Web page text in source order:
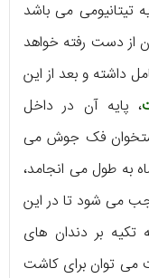
تیتانیومی می باشد
از دست رفته خواهد
داشته و بعد از این
، پایه آن در داخل
فک جوش می
که البته این فرایند حدود 3 الی 6 ماه به طول می انجامد،
می شود تا در این
تکیه بر دندان های
می توان برای کاشت